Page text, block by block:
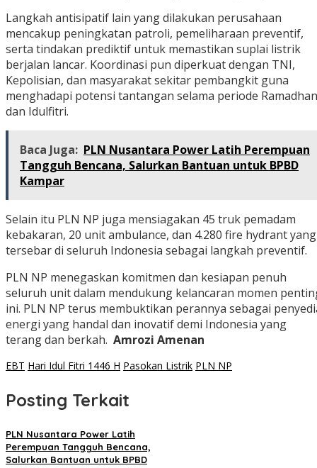
Langkah antisipatif lain yang dilakukan perusahaan
mencakup peningkatan patroli, pemeliharaan preventif,
serta tindakan prediktif untuk memastikan suplai listrik
berjalan lancar. Koordinasi pun diperkuat dengan TNI,
Kepolisian, dan masyarakat sekitar pembangkit guna
menghadapi potensi tantangan selama periode Ramadhan
dan Idulfitri.
Baca Juga: PLN Nusantara Power Latih Perempuan
Tangguh Bencana, Salurkan Bantuan untuk BPBD
Kampar
Selain itu PLN NP juga mensiagakan 45 truk pemadam
kebakaran, 20 unit ambulance, dan 4.280 fire hydrant yang
tersebar di seluruh Indonesia sebagai langkah preventif.
PLN NP menegaskan komitmen dan kesiapan penuh
seluruh unit dalam mendukung kelancaran momen
ini. PLN NP terus membuktikan perannya sebagai
energi yang handal dan inovatif demi Indonesia yang
terang dan berkah. Amrozi Amenan
EBT Hari Idul Fitri 1446 H Pasokan Listrik PLN NP
Posting Terkait
PLN Nusantara Power Latih
Perempuan Tangguh Bencana,
Salurkan Bantuan untuk BPBD